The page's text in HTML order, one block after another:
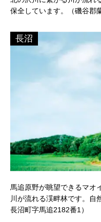
保全しています。（磯谷郡
長沼
馬追原野が眺望できるマオ
川が流れる渓畔林です。自
長沼町字馬追2182番1）